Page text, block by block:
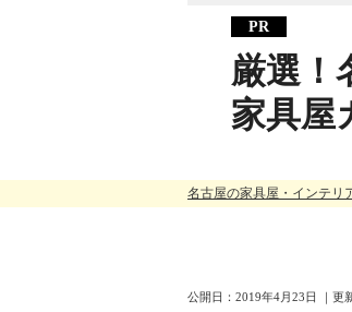
厳選！
家具屋
名古屋の家具屋・インテリ
公開日： 2019年4月23日 ｜更